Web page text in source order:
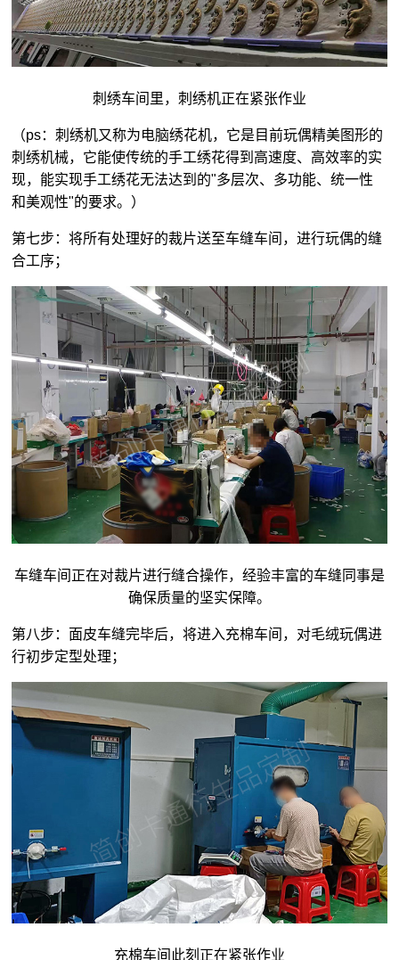
刺绣车间里，刺绣机正在紧张作业
（ps：刺绣机又称为电脑绣花机，它是目前玩偶精美图形的
刺绣机械，它能使传统的手工绣花得到高速度、高效率的实
现，能实现手工绣花无法达到的"多层次、多功能、统一性
和美观性"的要求。）
第七步：将所有处理好的裁片送至车缝车间，进行玩偶的缝
合工序；
车缝车间正在对裁片进行缝合操作，经验丰富的车缝同事是
确保质量的坚实保障。
第八步：面皮车缝完毕后，将进入充棉车间，对毛绒玩偶进
行初步定型处理；
充棉车间此刻正在紧张作业